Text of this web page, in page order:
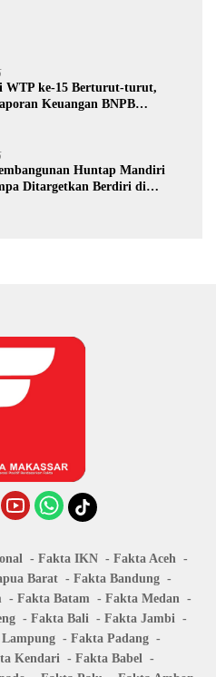
WTP ke-15 Berturut-turut,
Keuangan BNPB
Huntap Mandiri
Ditargetkan Berdiri di
Fakta IKN
Fakta Aceh
Barat
Fakta Bandung
Fakta Batam
Fakta Medan
Fakta Bali
Fakta Jambi
Fakta Padang
Kendari
Fakta Babel